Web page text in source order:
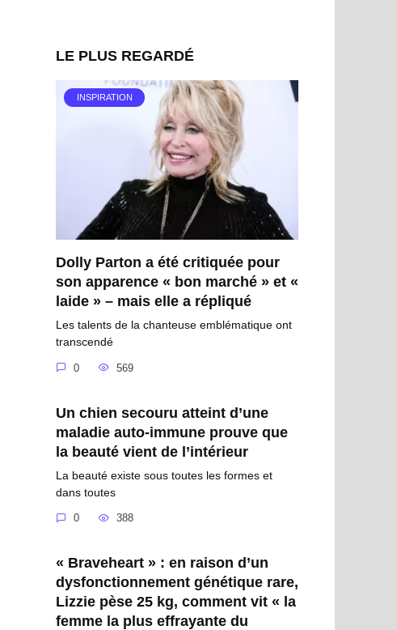
LE PLUS REGARDÉ
INSPIRATION
Dolly Parton a été critiquée pour
son apparence « bon marché » et «
laide » – mais elle a répliqué
Les talents de la chanteuse emblématique ont
transcendé
0 569
Un chien secouru atteint d’une
maladie auto-immune prouve que
la beauté vient de l’intérieur
La beauté existe sous toutes les formes et
dans toutes
0 388
« Braveheart » : en raison d’un
dysfonctionnement génétique rare,
Lizzie pèse 25 kg, comment vit « la
femme la plus effrayante du